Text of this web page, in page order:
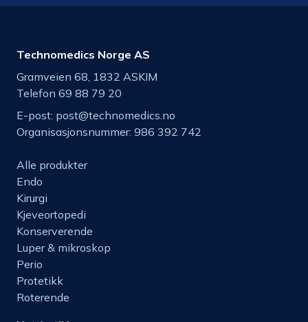
Technomedics Norge AS
Gramveien 68, 1832 ASKIM
Telefon 69 88 79 20
E-post: post@technomedics.no
Organisasjonsnummer: 986 392 742
Alle produkter
Endo
Kirurgi
Kjeveortopedi
Konserverende
Luper & mikroskop
Perio
Protetikk
Roterende